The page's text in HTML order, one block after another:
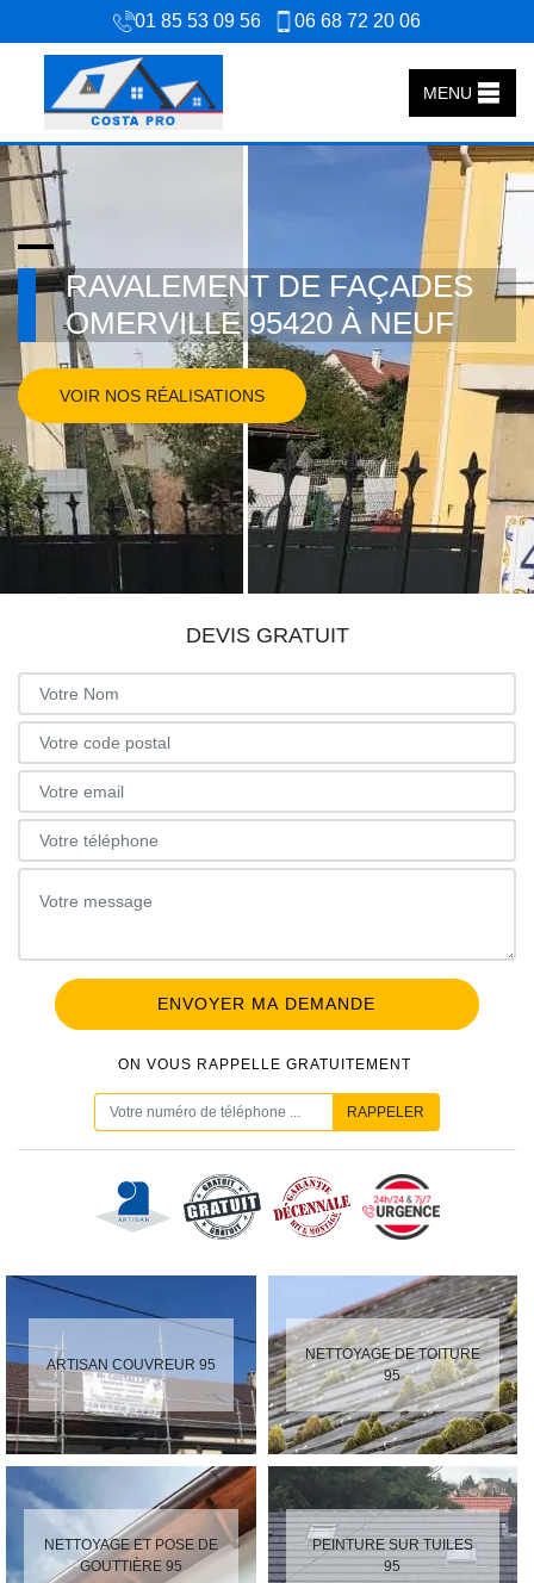
01 85 53 09 56 06 68 72 20 06
MENU
RAVALEMENT DE FAÇADES
OMERVILLE 95420 À NEUF
VOIR NOS RÉALISATIONS
DEVIS GRATUIT
ON VOUS RAPPELLE GRATUITEMENT
ARTISAN COUVREUR 95
NETTOYAGE DE TOITURE
95
NETTOYAGE ET POSE DE
GOUTTIÈRE 95
PEINTURE SUR TUILES
95